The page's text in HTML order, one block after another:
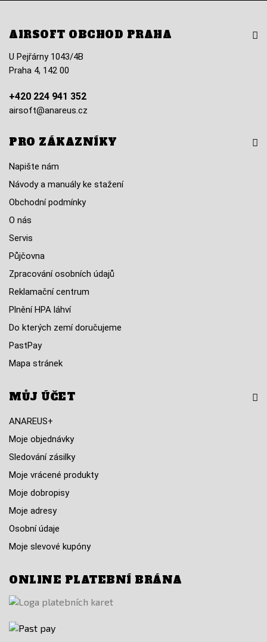
AIRSOFT OBCHOD PRAHA
U Pejřárny 1043/4B
Praha 4, 142 00
+420 224 941 352
airsoft@anareus.cz
PRO ZÁKAZNÍKY
Napište nám
Návody a manuály ke stažení
Obchodní podmínky
O nás
Servis
Půjčovna
Zpracování osobních údajů
Reklamační centrum
Plnění HPA láhví
Do kterých zemí doručujeme
PastPay
Mapa stránek
MŮJ ÚČET
ANAREUS+
Moje objednávky
Sledování zásilky
Moje vrácené produkty
Moje dobropisy
Moje adresy
Osobní údaje
Moje slevové kupóny
ONLINE PLATEBNÍ BRÁNA